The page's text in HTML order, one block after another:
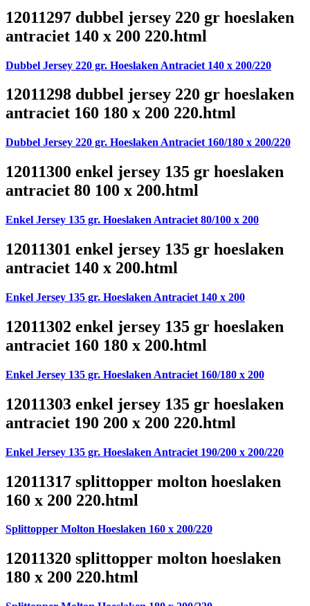
12011297 dubbel jersey 220 gr hoeslaken
antraciet 140 x 200 220.html
Dubbel Jersey 220 gr. Hoeslaken Antraciet 140 x 200/220
12011298 dubbel jersey 220 gr hoeslaken
antraciet 160 180 x 200 220.html
Dubbel Jersey 220 gr. Hoeslaken Antraciet 160/180 x 200/220
12011300 enkel jersey 135 gr hoeslaken
antraciet 80 100 x 200.html
Enkel Jersey 135 gr. Hoeslaken Antraciet 80/100 x 200
12011301 enkel jersey 135 gr hoeslaken
antraciet 140 x 200.html
Enkel Jersey 135 gr. Hoeslaken Antraciet 140 x 200
12011302 enkel jersey 135 gr hoeslaken
antraciet 160 180 x 200.html
Enkel Jersey 135 gr. Hoeslaken Antraciet 160/180 x 200
12011303 enkel jersey 135 gr hoeslaken
antraciet 190 200 x 200 220.html
Enkel Jersey 135 gr. Hoeslaken Antraciet 190/200 x 200/220
12011317 splittopper molton hoeslaken
160 x 200 220.html
Splittopper Molton Hoeslaken 160 x 200/220
12011320 splittopper molton hoeslaken
180 x 200 220.html